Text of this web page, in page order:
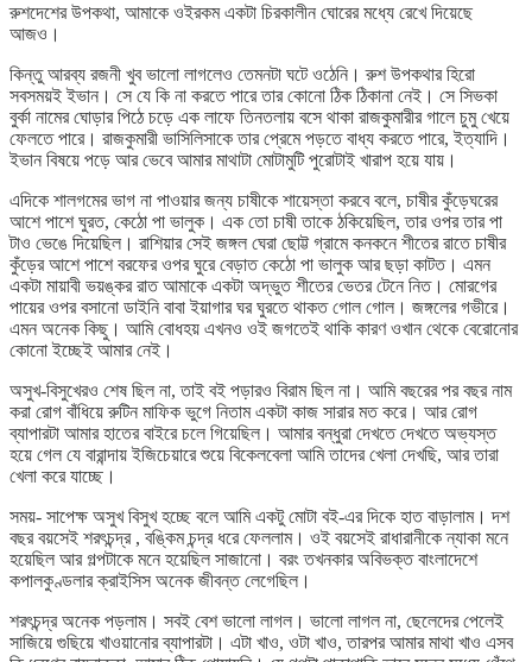
রুশদেশের উপকথা, আমাকে ওইরকম একটা চিরকালীন ঘোরের মধ্যে রেখে দিয়েছে
আজও।
কিন্তু আরব্য রজনী খুব ভালো লাগলেও তেমনটা ঘটে ওঠেনি। রুশ উপকথার হিরো
সবসময়ই ইভান। সে যে কি না করতে পারে তার কোনো ঠিক ঠিকানা নেই। সে সিভকা
বুর্কা নামের ঘোড়ার পিঠে চড়ে এক লাফে তিনতলায় বসে থাকা রাজকুমারীর গালে চুমু খেয়ে
ফেলতে পারে। রাজকুমারী ভাসিলিসাকে তার প্রেমে পড়তে বাধ্য করতে পারে, ইত্যাদি।
ইভান বিষয়ে পড়ে আর ভেবে আমার মাথাটা মোটামুটি পুরোটাই খারাপ হয়ে যায়।
এদিকে শালগমের ভাগ না পাওয়ার জন্য চাষীকে শায়েস্তা করবে বলে, চাষীর কুঁড়েঘরের
আশে পাশে ঘুরত, কেঠো পা ভালুক। এক তো চাষী তাকে ঠকিয়েছিল, তার ওপর তার পা
টাও ভেঙে দিয়েছিল। রাশিয়ার সেই জঙ্গল ঘেরা ছোট্ট গ্রামে কনকনে শীতের রাতে চাষীর
কুঁড়ের আশে পাশে বরফের ওপর ঘুরে বেড়াত কেঠো পা ভালুক আর ছড়া কাটত। এমন
একটা মায়াবী ভয়ঙ্কর রাত আমাকে একটা অদ্ভুত শীতের ভেতর টেনে নিত। মোরগের
পায়ের ওপর বসানো ডাইনি বাবা ইয়াগার ঘর ঘুরতে থাকত গোল গোল। জঙ্গলের গভীরে।
এমন অনেক কিছু। আমি বোধহয় এখনও ওই জগতেই থাকি কারণ ওখান থেকে বেরোনোর
কোনো ইচ্ছেই আমার নেই।
অসুখ-বিসুখেরও শেষ ছিল না, তাই বই পড়ারও বিরাম ছিল না। আমি বছরের পর বছর নাম
করা রোগ বাঁধিয়ে রুটিন মাফিক ভুগে নিতাম একটা কাজ সারার মত করে। আর রোগ
ব্যাপারটা আমার হাতের বাইরে চলে গিয়েছিল। আমার বন্ধুরা দেখতে দেখতে অভ্যস্ত
হয়ে গেল যে বারান্দায় ইজিচেয়ারে শুয়ে বিকেলবেলা আমি তাদের খেলা দেখছি, আর তারা
খেলা করে যাচ্ছে।
সময়- সাপেক্ষ অসুখ বিসুখ হচ্ছে বলে আমি একটু মোটা বই-এর দিকে হাত বাড়ালাম। দশ
বছর বয়সেই শরৎচন্দ্র , বঙ্কিম চন্দ্র ধরে ফেললাম। ওই বয়সেই রাধারানীকে ন্যাকা মনে
হয়েছিল আর গল্পটাকে মনে হয়েছিল সাজানো। বরং তখনকার অবিভক্ত বাংলাদেশে
কপালকুণ্ডলার ক্রাইসিস অনেক জীবন্ত লেগেছিল।
শরৎচন্দ্র অনেক পড়লাম। সবই বেশ ভালো লাগল। ভালো লাগল না, ছেলেদের পেলেই
সাজিয়ে গুছিয়ে খাওয়ানোর ব্যাপারটা। এটা খাও, ওটা খাও, তারপর আমার মাথা খাও এসব